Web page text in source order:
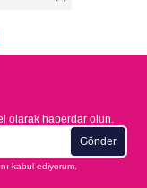
olarak haberdar olun.
Gönder
kabul ediyorum.